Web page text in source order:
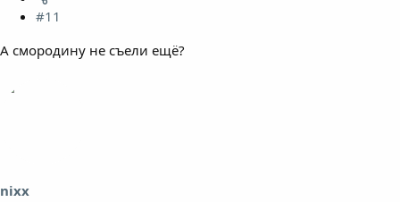
#11
А смородину не съели ещё?
nixx